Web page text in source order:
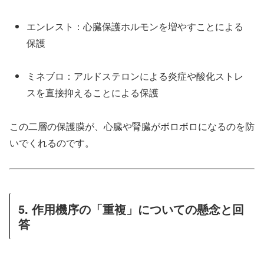
エンレスト：心臓保護ホルモンを増やすことによる
保護
ミネブロ：アルドステロンによる炎症や酸化ストレ
スを直接抑えることによる保護
この二層の保護膜が、心臓や腎臓がボロボロになるのを防
いでくれるのです。
5. 作用機序の「重複」についての懸念と回
答